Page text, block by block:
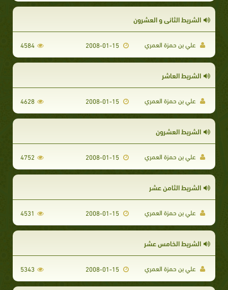
الشريط الثاني و العشرون
علي بن حمزة العمري 4584
الشريط العاشر
علي بن حمزة العمري 4628
الشريط العشرون
علي بن حمزة العمري 4752
الشريط الثامن عشر
علي بن حمزة العمري 4531
الشريط الخامس عشر
علي بن حمزة العمري 5343